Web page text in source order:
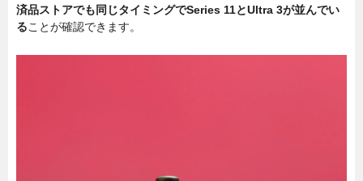
済品ストアでも同じタイミングでSeries 11とUltra 3が並んでい
ることが確認できます。